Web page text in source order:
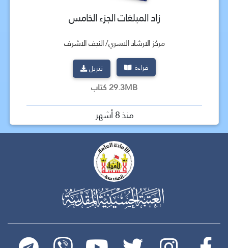
زاد المبلغات الجزء الخامس
مركز الارشاد الاسري/ النجف الاشرف
قراءة تنزيل
29.3MB كتاب
منذ 8 أشهر